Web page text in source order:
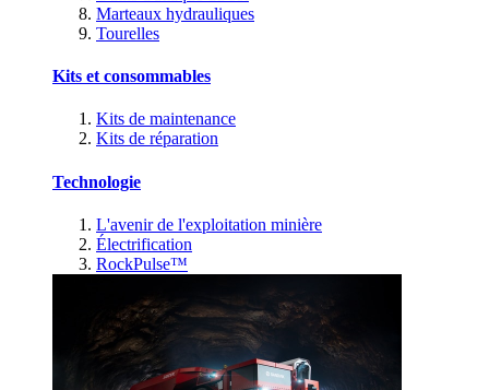
Marteaux hydrauliques
Tourelles
Kits et consommables
Kits de maintenance
Kits de réparation
Technologie
L'avenir de l'exploitation minière
Électrification
RockPulse™